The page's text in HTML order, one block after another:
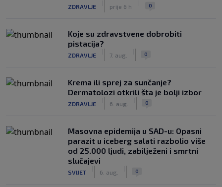
ZDRAVLJE prije 6 h 0
Koje su zdravstvene dobrobiti
pistacija?
ZDRAVLJE 7. aug. 0
Krema ili sprej za sunčanje?
Dermatolozi otkrili šta je bolji izbor
ZDRAVLJE 6. aug. 0
Masovna epidemija u SAD-u: Opasni
parazit u iceberg salati razbolio više
od 25.000 ljudi, zabilježeni i smrtni
slučajevi
SVIJET 6. aug. 0